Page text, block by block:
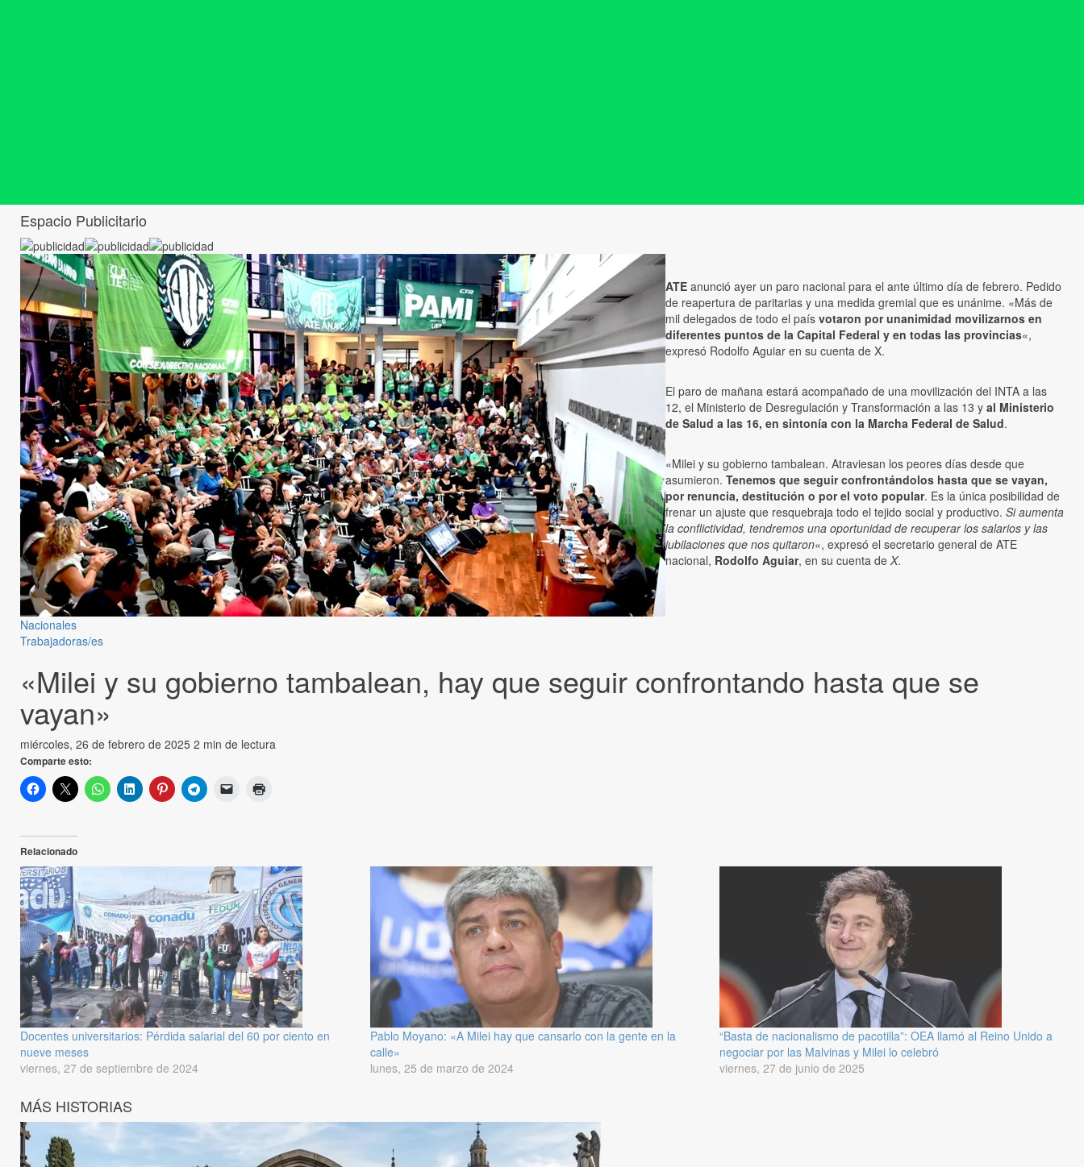
Espacio Publicitario
Nacionales
Trabajadoras/es
«Milei y su gobierno tambalean, hay que seguir confrontando hasta que se
vayan»
miércoles, 26 de febrero de 2025 2 min de lectura
Comparte esto:
ATE anunció ayer un paro nacional para el ante último día de febrero. Pedido
de reapertura de paritarias y una medida gremial que es unánime. «Más de
mil delegados de todo el país votaron por unanimidad movilizarnos en
diferentes puntos de la Capital Federal y en todas las provincias«,
expresó Rodolfo Aguiar en su cuenta de X.
El paro de mañana estará acompañado de una movilización del INTA a las
12, el Ministerio de Desregulación y Transformación a las 13 y al Ministerio
de Salud a las 16, en sintonía con la Marcha Federal de Salud.
«Milei y su gobierno tambalean. Atraviesan los peores días desde que
asumieron. Tenemos que seguir confrontándolos hasta que se vayan,
por renuncia, destitución o por el voto popular. Es la única posibilidad de
frenar un ajuste que resquebraja todo el tejido social y productivo. Si aumenta
la conflictividad, tendremos una oportunidad de recuperar los salarios y las
jubilaciones que nos quitaron«, expresó el secretario general de ATE
nacional, Rodolfo Aguiar, en su cuenta de X.
Relacionado
Docentes universitarios: Pérdida salarial del 60 por ciento en
nueve meses
viernes, 27 de septiembre de 2024
Pablo Moyano: «A Milei hay que cansarlo con la gente en la
calle»
lunes, 25 de marzo de 2024
“Basta de nacionalismo de pacotilla”: OEA llamó al Reino Unido a
negociar por las Malvinas y Milei lo celebró
viernes, 27 de junio de 2025
MÁS HISTORIAS